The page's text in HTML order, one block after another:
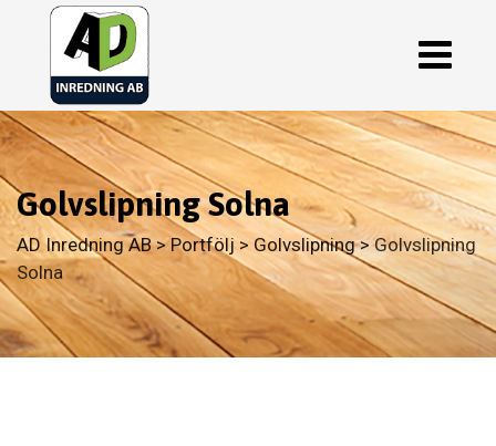
Golvslipning Solna
AD Inredning AB>Portfölj>Golvslipning>Golvslipning
Solna